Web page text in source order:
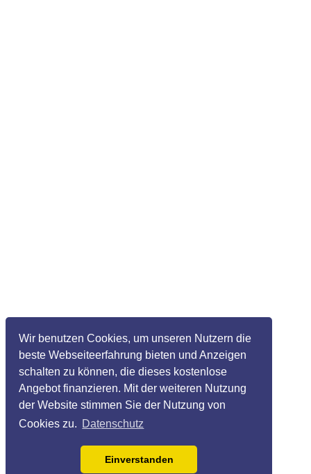
Wir benutzen Cookies, um unseren Nutzern die
beste Webseiteerfahrung bieten und Anzeigen
schalten zu können, die dieses kostenlose
Angebot finanzieren. Mit der weiteren Nutzung
der Website stimmen Sie der Nutzung von
Cookies zu. Datenschutz
Einverstanden